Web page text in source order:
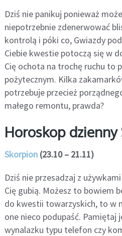
Dziś nie panikuj ponieważ
niepotrzebnie zdenerwować
kontrolą i póki co, Gwiazdy
Ciebie kwestie potoczą się w
Cię ochota na trochę ruchu to
pożytecznym. Kilka
potrzebuje przecież
małego remontu, prawda?
Horoskop
Skorpion(23.10 – 21.11)
Dziś nie przesadzaj z
Cię gubią. Możesz to bowiem
do kwestii towarzyskich, to w
one nieco podupaść. Pamiętaj
wynalazku typu telefon czy